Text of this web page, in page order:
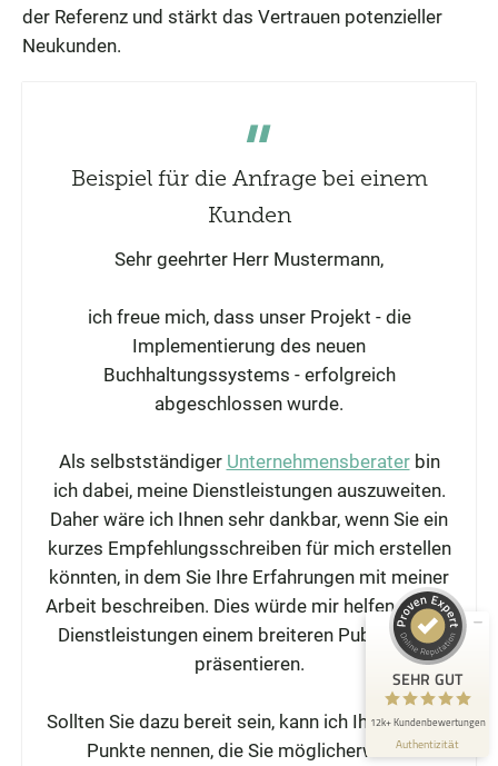
der Referenz und stärkt das Vertrauen potenzieller
Neukunden.
Beispiel für die Anfrage bei einem
Kunden
Sehr geehrter Herr Mustermann,
ich freue mich, dass unser Projekt - die
Implementierung des neuen
Buchhaltungssystems - erfolgreich
abgeschlossen wurde.
Als selbstständiger Unternehmensberaterbin
ich dabei, meine Dienstleistungen auszuweiten.
Daher wäre ich Ihnen sehr dankbar, wenn Sie ein
kurzes Empfehlungsschreiben für mich erstellen
könnten, in dem Sie Ihre Erfahrungen mit meiner
Arbeit beschreiben. Dies würde mir helfen, meine
Dienstleistungen einem breiteren Publikum zu
präsentieren.
Sollten Sie dazu bereit sein, kann ich Ihnen einige
Punkte nennen, die Sie möglicherweise
SEHR GUT
12k+ Kundenbewertungen
Authentizität
Kundenbewertungen und Erfahrungen zu
Die Bewerbungsschreiber
98%
Empfehlungen auf
ProvenExpert.com
SEHR GUT
4,88 / 5,00
2.428
Bewertungen auf
ProvenExpert.com
10k+
anderen Quellen
Blick aufs ProvenExpert-Profil werfen
4.8.2026